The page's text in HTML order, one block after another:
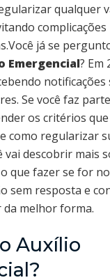
qualquer
já se
Emergencial? Em
notificações
Se você faz
os critérios
como regularizar
vai descobrir mais
que fazer se for
sem resposta e
melhor forma.
Auxílio